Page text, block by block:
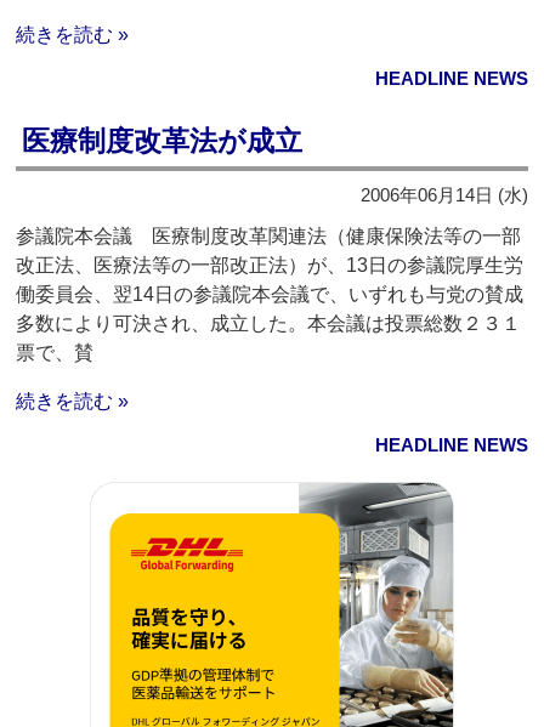
続きを読む »
HEADLINE NEWS
医療制度改革法が成立
2006年06月14日 (水)
参議院本会議 医療制度改革関連法（健康保険法等の一部
改正法、医療法等の一部改正法）が、13日の参議院厚生労
働委員会、翌14日の参議院本会議で、いずれも与党の賛成
多数により可決され、成立した。本会議は投票総数２３１
票で、賛
続きを読む »
HEADLINE NEWS